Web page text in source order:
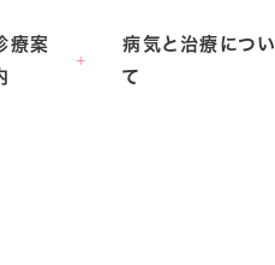
療案
病気と治療につい
て